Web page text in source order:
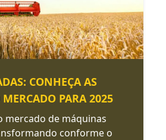
CONHEÇA AS
PARA 2025
mercado de máquinas
conforme o